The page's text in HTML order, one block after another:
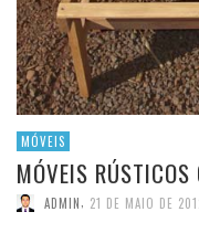
MÓVEIS
MÓVEIS
ADMIN 21 DE MAIO DE